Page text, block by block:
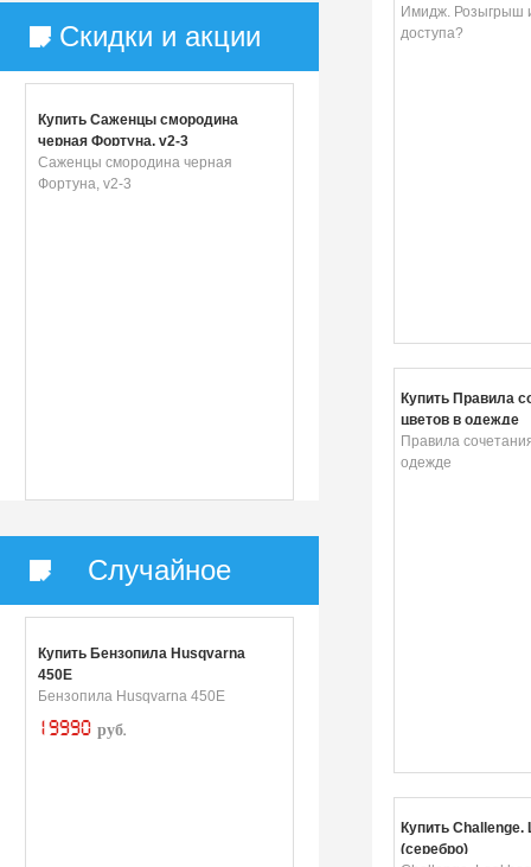
Скидки и акции
Купить Саженцы смородина
черная Фортуна, v2-3
Саженцы смородина черная
Фортуна, v2-3
Случайное
Купить Бензопила Husqvarna
450E
Бензопила Husqvarna 450E
19990 руб.
Имидж. Розыгрыш
доступа?
Купить Правила
цветов в одежде
Правила
одежде
Купить Challenge.
(серебро)